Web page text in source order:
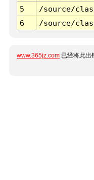
5
/source/
6
/source/
www.365jz.com 已经将此出